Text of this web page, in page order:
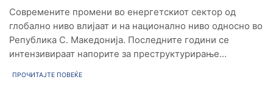
Современите промени во енергетскиот сектор од
глобално ниво влијаат и на национално ниво односно во
Република С. Македонија. Последните години се
интензивираат напорите за преструктурирање...
ПРОЧИТАЈТЕ ПОВЕЌЕ